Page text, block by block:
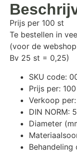
Prijs per 100 st
Te bestellen in
(voor de
Bv 25 st = 0,25)
SKU code:
Prijs per: 100
Verkoop
DIN NORM:
Diameter